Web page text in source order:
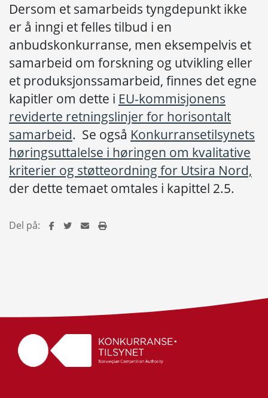
Dersom et samarbeids tyngdepunkt ikke
er å inngi et felles tilbud i en
anbudskonkurranse, men eksempelvis et
samarbeid om forskning og utvikling eller
et produksjonssamarbeid, finnes det egne
kapitler om dette i EU-kommisjonens
reviderte retningslinjer for horisontalt
samarbeid. Se også Konkurransetilsynets
høringsuttalelse i høringen om kvalitative
kriterier og støtteordning for Utsira Nord,
der dette temaet omtales i kapittel 2.5.
Del på: